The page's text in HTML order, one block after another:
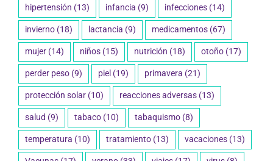
hipertensión (13) infancia (9) infecciones (14)
invierno (18) lactancia (9) medicamentos (67)
mujer (14) niños (15) nutrición (18) otoño (17)
perder peso (9) piel (19) primavera (21)
protección solar (10) reacciones adversas (13)
salud (9) tabaco (10) tabaquismo (8)
temperatura (10) tratamiento (13) vacaciones (13)